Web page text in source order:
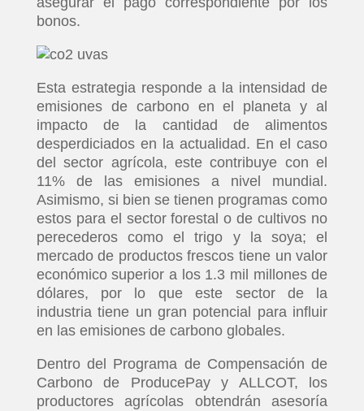
bonos.
Esta estrategia responde a la intensidad de
emisiones de carbono en el planeta y al
impacto de la cantidad de alimentos
desperdiciados en la actualidad. En el caso
del sector agrícola, este contribuye con el
11% de las emisiones a nivel mundial.
Asimismo, si bien se tienen programas como
estos para el sector forestal o de cultivos no
perecederos como el trigo y la soya; el
mercado de productos frescos tiene un valor
económico superior a los 1.3 mil millones de
dólares, por lo que este sector de la
industria tiene un gran potencial para influir
en las emisiones de carbono globales.
Dentro del Programa de Compensación de
Carbono de ProducePay y ALLCOT, los
productores agrícolas obtendrán asesoría